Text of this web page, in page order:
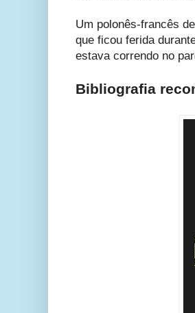
Um polonês-francês
que ficou ferida
estava correndo no
Bibliografia